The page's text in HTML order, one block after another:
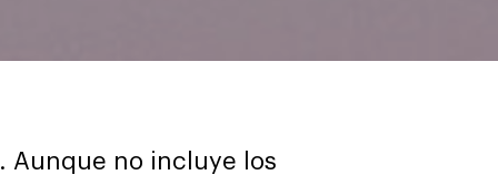
. Aunque no incluye los